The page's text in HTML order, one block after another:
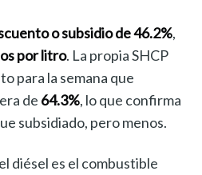
o subsidio de 46.2%,
por litro. La propia SHCP
para la semana que
de 64.3%, lo que confirma
subsidiado, pero menos.
diésel es el combustible